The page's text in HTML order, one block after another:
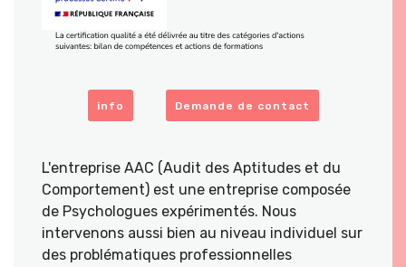
info Demande de contact
L'entreprise AAC (Audit des Aptitudes et du
Comportement) est une entreprise composée
de Psychologues expérimentés. Nous
intervenons aussi bien au niveau individuel sur
des problématiques professionnelles